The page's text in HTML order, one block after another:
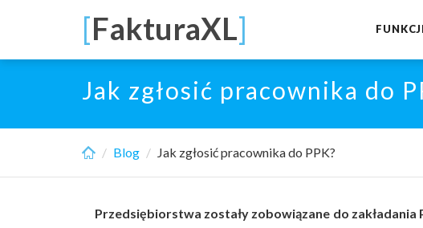
main
[FakturaXL]
Jak zgłosić pracownika do
Blog Jak zgłosić pracownika do PPK?
Przedsiębiorstwa zostały zobowiązane do